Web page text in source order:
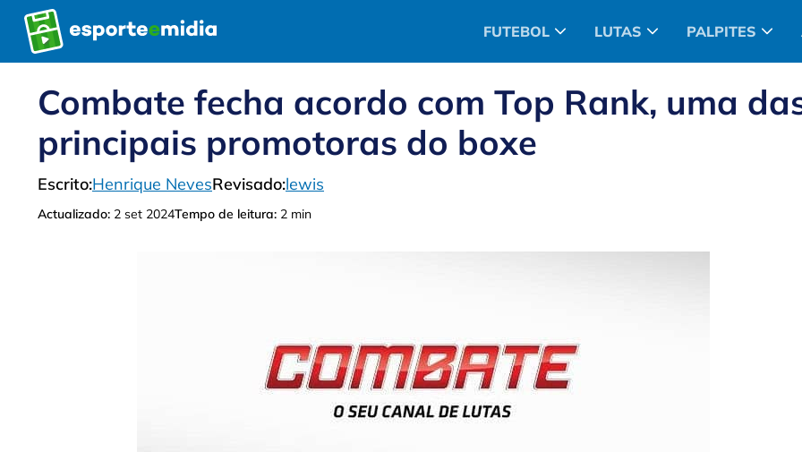
Pular
para
o
FUTEBOL LUTAS PALPITES
Combate fecha acordo com Top Rank, uma
principais promotoras do boxe
Escrito:Henrique NevesRevisado:lewis
Actualizado: 2 set 2024Tempo de leitura: 2 min